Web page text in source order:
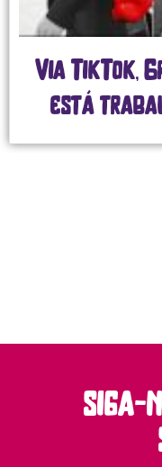
Via TikTok,
está
siga-